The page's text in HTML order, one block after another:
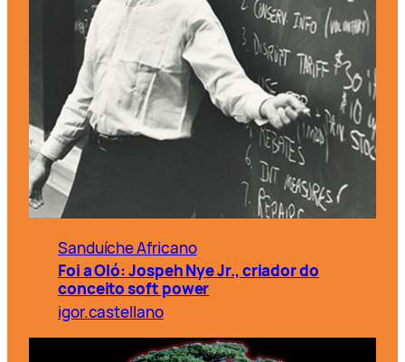
Sanduíche Africano
Foi a Oló: Jospeh Nye Jr., criador do
conceito soft power
igor.castellano